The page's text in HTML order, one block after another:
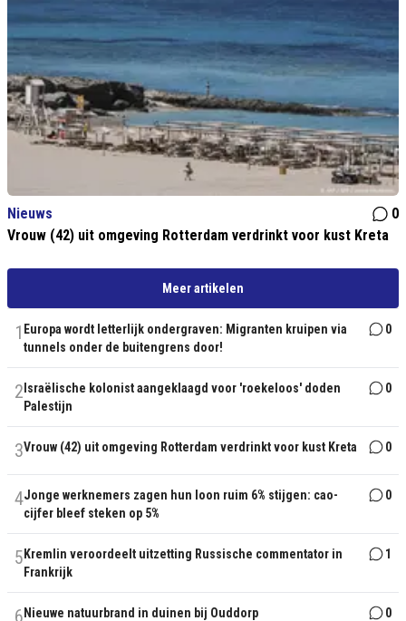
Nieuws
0
Vrouw (42) uit omgeving Rotterdam verdrinkt voor kust Kreta
Meer artikelen
1 Europa wordt letterlijk ondergraven: Migranten kruipen via
tunnels onder de buitengrens door!
0
2 Israëlische kolonist aangeklaagd voor 'roekeloos' doden
Palestijn
0
3Vrouw (42) uit omgeving Rotterdam verdrinkt voor kust Kreta 0
4Jonge werknemers zagen hun loon ruim 6% stijgen: cao-
cijfer bleef steken op 5%
0
5 Kremlin veroordeelt uitzetting Russische commentator in
Frankrijk
1
6 Nieuwe natuurbrand in duinen bij Ouddorp 0